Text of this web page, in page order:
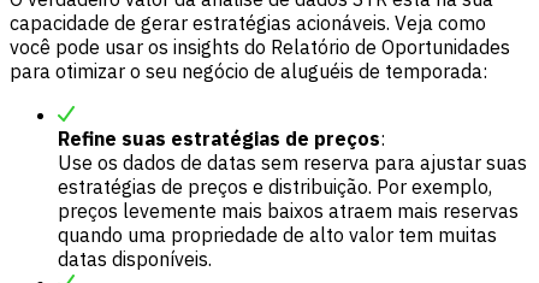
capacidade de gerar estratégias acionáveis. Veja como
você pode usar os insights do Relatório de Oportunidades
para otimizar o seu negócio de aluguéis de temporada:
Refine suas estratégias de preços:
Use os dados de datas sem reserva para ajustar suas
estratégias de preços e distribuição. Por exemplo,
preços levemente mais baixos atraem mais reservas
quando uma propriedade de alto valor tem muitas
datas disponíveis.